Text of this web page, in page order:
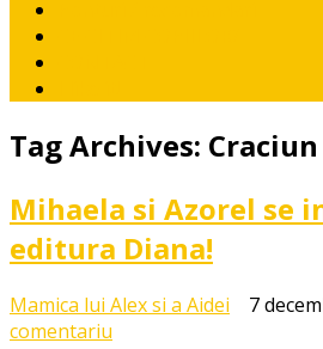
Tag Archives: Craciun
Mihaela si Azorel se
editura Diana!
Mamica lui Alex si a Aidei 7
comentariu